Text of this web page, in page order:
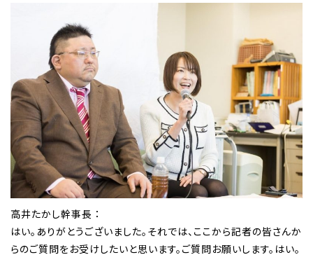
高井たかし幹事長 ：
はい。ありがとうございました。それでは、ここから記者の皆さんか
らのご質問をお受けしたいと思います。ご質問お願いします。はい。